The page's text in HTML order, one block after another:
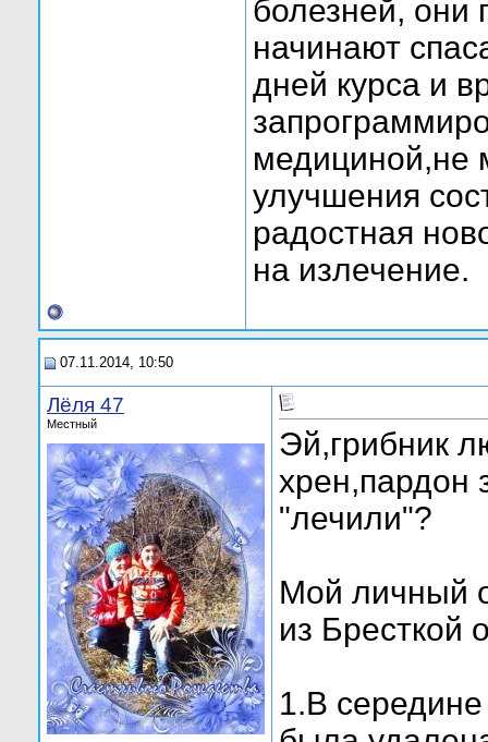
болезней, они
начинают
дней курса и
медициной,не
улучшения
радостная
на излечение.
07.11.2014, 10:50
Лёля 47
Местный
Эй,грибник
хрен,пардон
"лечили"?
Мой личный
из Бресткой
1.В